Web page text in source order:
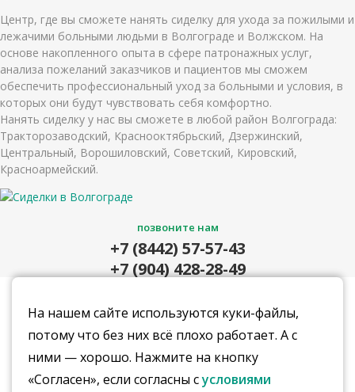
Центр, где вы сможете нанять сиделку для ухода за пожилыми и
лежачими больными людьми в Волгограде и Волжском. На
основе накопленного опыта в сфере патронажных услуг,
анализа пожеланий заказчиков и пациентов мы сможем
обеспечить профессиональный уход за больными и условия, в
которых они будут чувствовать себя комфортно.
Нанять сиделку у нас вы сможете в любой район Волгограда:
Тракторозаводский, Краснооктябрьский, Дзержинский,
Центральный, Ворошиловский, Советский, Кировский,
Красноармейский.
позвоните нам
+7 (8442) 57-57-43
+7 (904) 428-28-49
г.Волгоград,
ул. Академическая,
д. 14/1, оф.702
На нашем сайте используются куки-файлы,
потому что без них всё плохо работает. А с
ними — хорошо. Нажмите на кнопку
«Согласен», если согласны сусловиями